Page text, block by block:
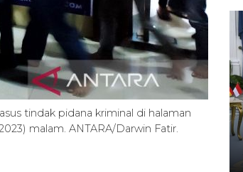
tindak pidana kriminal di halaman
malam. ANTARA/Darwin Fatir.
- Kirab memperingati
ke-80 Raja Keraton